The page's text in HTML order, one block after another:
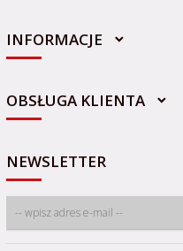
sklep@sportowo-medyczna.pl
INFORMACJE
OBSŁUGA KLIENTA
NEWSLETTER